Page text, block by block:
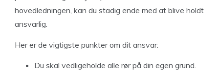
hovedledningen, kan du stadig ende med at blive holdt
ansvarlig.
Her er de vigtigste punkter om dit ansvar:
Du skal vedligeholde alle rør på din egen grund.